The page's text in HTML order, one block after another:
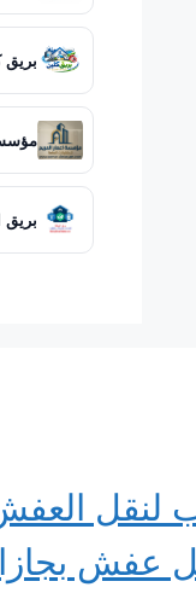
بريق
بريق
لنقل
عفش